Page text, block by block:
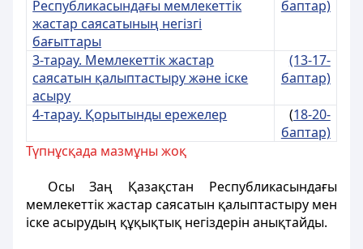
Республикасындағы мемлекеттік
жастар саясатының негізгі
бағыттары
баптар)
3-тарау. Мемлекеттік жастар
саясатын қалыптастыру және іске
асыру
(13-17-
баптар)
4-тарау. Қорытынды ережелер (18-20-
баптар)
Түпнұсқада мазмұны жоқ
Осы Заң Қазақстан Республикасындағы
мемлекеттік жастар саясатын қалыптастыру мен
iске асырудың құқықтық негіздерiн анықтайды.